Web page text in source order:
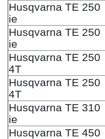
Husqvarna TE 250
ie
Husqvarna TE 250
ie
Husqvarna TE 250
4T
Husqvarna TE 250
4T
Husqvarna TE 310
ie
Husqvarna TE 450